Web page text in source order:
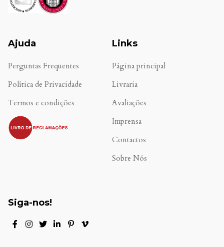
Ajuda
Perguntas Frequentes
Política de Privacidade
Termos e condições
.
Links
Página principal
Livraria
Avaliações
Imprensa
Contactos
Sobre Nós
Siga-nos!